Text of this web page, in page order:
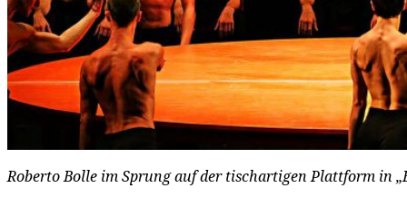
Roberto Bolle im Sprung auf der tischartigen Plattform in